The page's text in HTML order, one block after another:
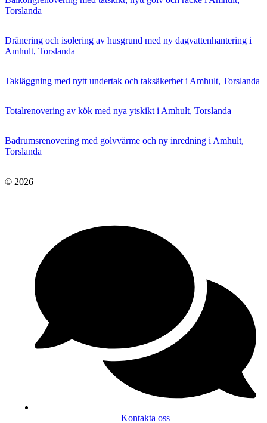
Torslanda
Dränering och isolering av husgrund med ny dagvattenhantering i
Amhult, Torslanda
Takläggning med nytt undertak och taksäkerhet i Amhult, Torslanda
Totalrenovering av kök med nya ytskikt i Amhult, Torslanda
Badrumsrenovering med golvvärme och ny inredning i Amhult,
Torslanda
© 2026
Kontakta oss